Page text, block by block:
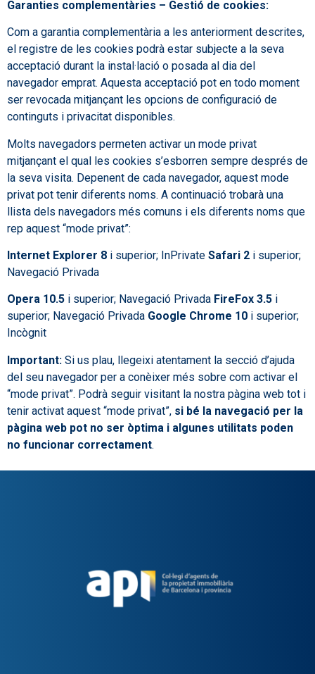
Garanties complementàries – Gestió de cookies:
Com a garantia complementària a les anteriorment descrites,
el registre de les cookies podrà estar subjecte a la seva
acceptació durant la instal·lació o posada al dia del
navegador emprat. Aquesta acceptació pot en todo moment
ser revocada mitjançant les opcions de configuració de
continguts i privacitat disponibles.
Molts navegadors permeten activar un mode privat
mitjançant el qual les cookies s’esborren sempre després de
la seva visita. Depenent de cada navegador, aquest mode
privat pot tenir diferents noms. A continuació trobarà una
llista dels navegadors més comuns i els diferents noms que
rep aquest “mode privat”:
Internet Explorer 8 i superior; InPrivate Safari 2 i superior;
Navegació Privada
Opera 10.5 i superior; Navegació Privada FireFox 3.5 i
superior; Navegació Privada Google Chrome 10 i superior;
Incògnit
Important: Si us plau, llegeixi atentament la secció d’ajuda
del seu navegador per a conèixer més sobre com activar el
“mode privat”. Podrà seguir visitant la nostra pàgina web tot i
tenir activat aquest “mode privat”, si bé la navegació per la
pàgina web pot no ser òptima i algunes utilitats poden
no funcionar correctament.